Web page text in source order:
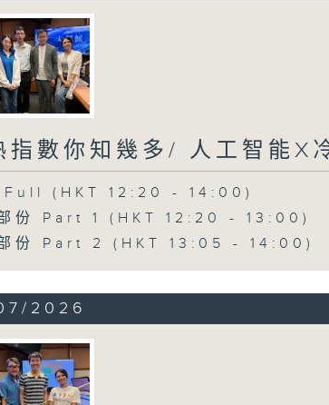
指數你知幾多/ 人工智能X
Full (HKT 12:20 - 14:00)
份 Part 1 (HKT 12:20 - 13:00)
份 Part 2 (HKT 13:05 - 14:00)
2026